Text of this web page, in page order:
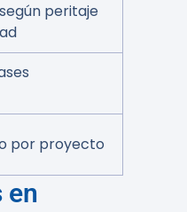
peritaje
por proyecto
en